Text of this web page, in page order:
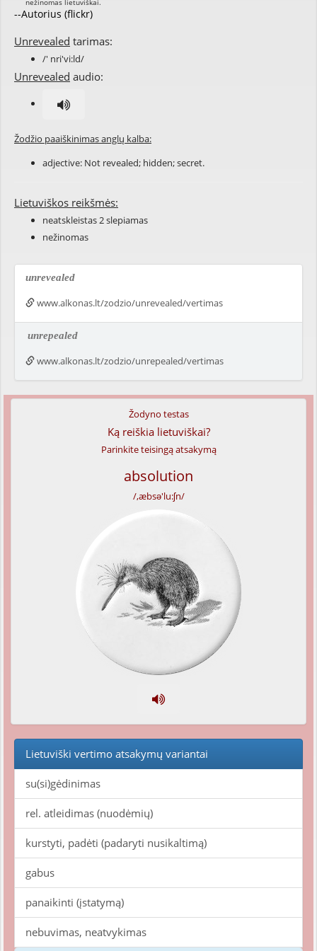
--Autorius (flickr)
Unrevealed tarimas:
/' nri'vi:ld/
Unrevealed audio:
Žodžio paaiškinimas anglų kalba:
adjective: Not revealed; hidden;secret.
Lietuviškos reikšmės:
neatskleistas 2 slepiamas
nežinomas
unrevealed
www.alkonas.lt/zodzio/unrevealed/vertimas
unrepealed
www.alkonas.lt/zodzio/unrepealed/vertimas
Žodyno testas
Ką reiškia lietuviškai?
Parinkite teisingą atsakymą
absolution
/,æbsə'lu:ʃn/
Lietuviški vertimo atsakymų variantai
su(si)gėdinimas
rel. atleidimas (nuodėmių)
kurstyti, padėti (padaryti nusikaltimą)
gabus
panaikinti (įstatymą)
nebuvimas, neatvykimas